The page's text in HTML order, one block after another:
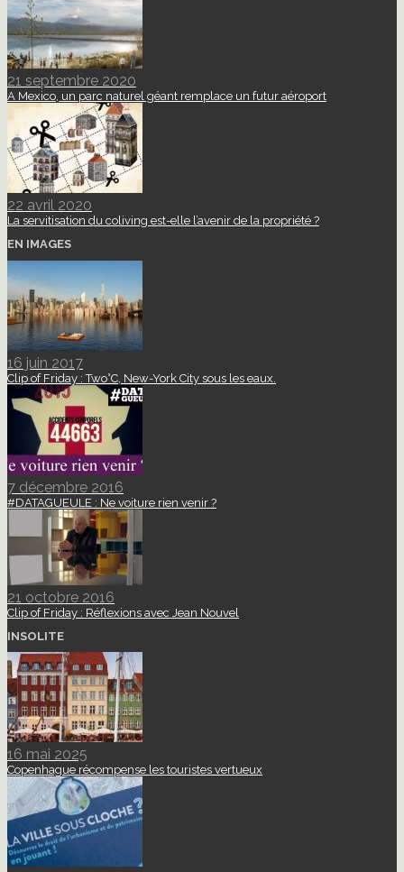
21 septembre 2020
A Mexico, un parc naturel géant remplace un futur aéroport
22 avril 2020
La servitisation du coliving est-elle l’avenir de la propriété ?
EN IMAGES
16 juin 2017
Clip of Friday : Two°C, New-York City sous les eaux.
7 décembre 2016
#DATAGUEULE : Ne voiture rien venir ?
21 octobre 2016
Clip of Friday : Réflexions avec Jean Nouvel
INSOLITE
16 mai 2025
Copenhague récompense les touristes vertueux